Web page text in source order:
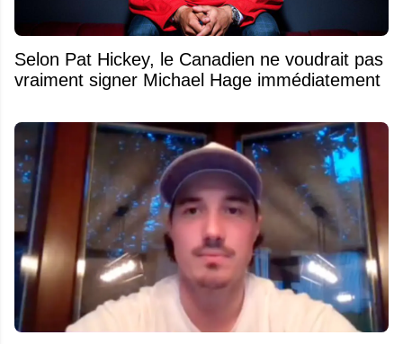
Selon Pat Hickey, le Canadien ne voudrait pas
vraiment signer Michael Hage immédiatement